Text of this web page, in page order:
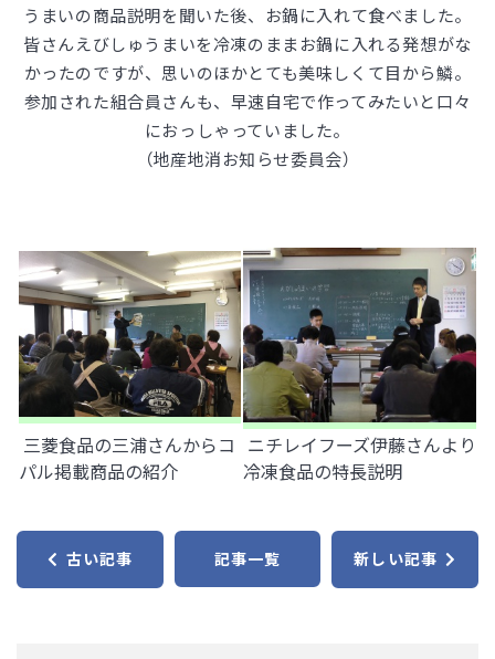
うまいの商品説明を聞いた後、お鍋に入れて食べました。
皆さんえびしゅうまいを冷凍のままお鍋に入れる発想がな
かったのですが、思いのほかとても美味しくて目から鱗。
参加された組合員さんも、早速自宅で作ってみたいと口々
におっしゃっていました。
（地産地消お知らせ委員会）
三菱食品の三浦さんからコ
パル掲載商品の紹介
ニチレイフーズ伊藤さんより
冷凍食品の特長説明
古い記事 記事一覧 新しい記事